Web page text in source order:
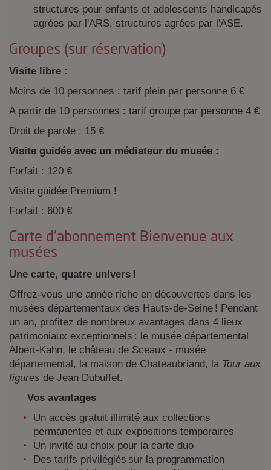
structures pour enfants et adolescents handicapés
agrées par l'ARS, structures agrées par l'ASE.
Groupes (sur réservation)
Visite libre :
Moins de 10 personnes : tarif plein par personne 6 €
A partir de 10 personnes : tarif groupe par personne 4 €
Droit de parole : 15 €
Visite guidée avec un médiateur du musée :
Forfait : 120 €
Visite guidée Premium !
Forfait : 600 €
Carte d'abonnement Bienvenue aux
musées
Une carte, quatre univers !
Offrez-vous une année riche en découvertes dans les
musées départementaux des Hauts-de-Seine ! Pendant
un an, profitez de nombreux avantages dans 4 lieux
patrimoniaux exceptionnels : le musée départemental
Albert-Kahn, le château de Sceaux - musée
départemental, la maison de Chateaubriand, la Tour aux
figures de Jean Dubuffet.
Vos avantages
Un accès gratuit illimité aux collections
permanentes et aux expositions temporaires
Un invité au choix pour la carte duo
Des tarifs privilégiés sur la programmation